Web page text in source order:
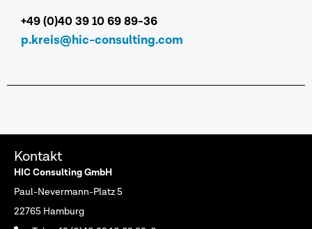
+49 (0)40 39 10 69 89-36
p.kreis@hic-consulting.com
Kontakt
HIC Consulting GmbH
Paul-Nevermann-Platz 5
22765 Hamburg